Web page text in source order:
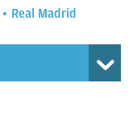
Real Madrid